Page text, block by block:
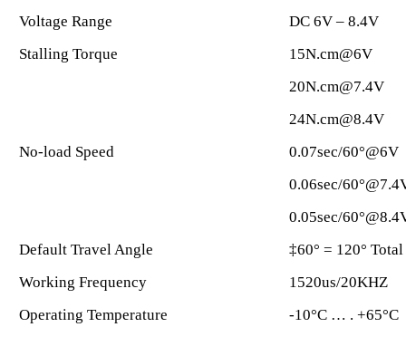
Voltage Range
DC 6V – 8.4V
Stalling Torque
15N.cm@6V
20N.cm@7.4V
24N.cm@8.4V
No-load Speed
0.07sec/60°@6V
0.06sec/
0.05sec/
Default Travel Angle
‡60° = 120°
Working Frequency
1520us/20KHZ
Operating Temperature
-10°C … . +65°C